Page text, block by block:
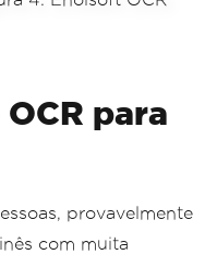
para
provavelmente
com muita